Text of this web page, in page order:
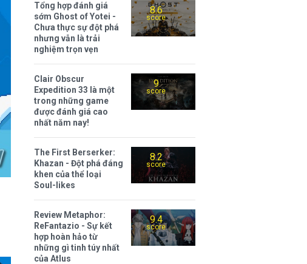
8.6
score
Tổng hợp đánh giá
sớm Ghost of Yotei -
Chưa thực sự đột phá
nhưng vẫn là trải
nghiệm trọn vẹn
9
score
Clair Obscur
Expedition 33 là một
trong những game
được đánh giá cao
nhất năm nay!
8.2
score
The First Berserker:
Khazan - Đột phá đáng
khen của thể loại
Soul-likes
9.4
score
Review Metaphor:
ReFantazio - Sự kết
hợp hoàn hảo từ
những gì tinh túy nhất
của Atlus